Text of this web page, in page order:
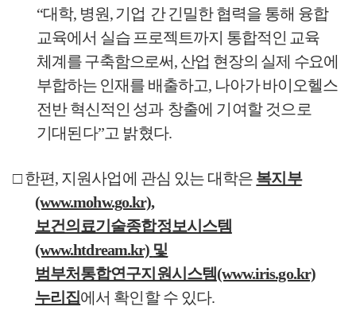
“대학, 병원,기업 간 긴밀한 협력을 통해 융합
교육에서 실습 프로젝트까지 통합적인 교육
체계를 구축함으로써, 산업 현장의 실제 수요에
부합하는 인재를 배출하고, 나아가 바이오헬스
전반 혁신적인 성과 창출에 기여할 것으로
기대된다”고 밝혔다.
□한편, 지원사업에 관심 있는 대학은 복지부
(www.mohw.go.kr),
보건의료기술종합정보시스템
(www.htdream.kr) 및
범부처통합연구지원시스템(www.iris.go.kr)
누리집에서 확인할 수 있다.